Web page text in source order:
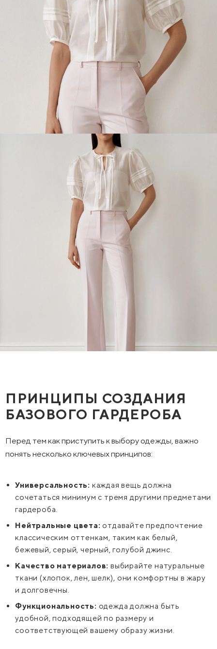
ПРИНЦИПЫ СОЗДАНИЯ
БАЗОВОГО ГАРДЕРОБА
Перед тем как приступить к выбору одежды, важно
понять несколько ключевых принципов:
Универсальность: каждая вещь должна
сочетаться минимум с тремя другими предметами
гардероба.
Нейтральные цвета: отдавайте предпочтение
классическим оттенкам, таким как белый,
бежевый, серый, черный, голубой джинс.
Качество материалов: выбирайте натуральные
ткани (хлопок, лен, шелк), они комфортны в жару
и долговечны.
Функциональность: одежда должна быть
удобной, подходящей по размеру и
соответствующей вашему образу жизни.